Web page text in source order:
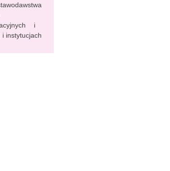
i
i instytucjach